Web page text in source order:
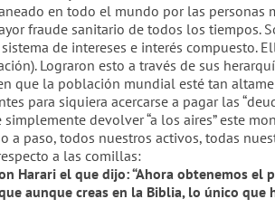
en todo el mundo por las personas
fraude sanitario de todos los
de intereses e interés compuesto.
ón). Lograron esto a través de sus
que la población mundial esté tan
para siquiera acercarse a pagar las
simplemente devolver“a los aires”este
a paso, todos nuestros activos, todas
a las comillas:
Harari el que dijo:“Ahora obtenemos el
aunque creas en la Biblia, lo único que